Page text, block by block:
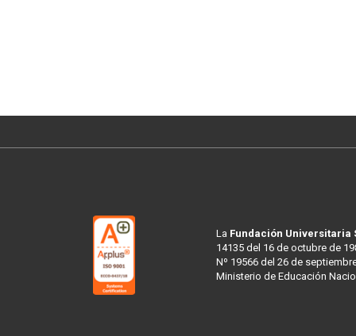
La Fundación Universitaria
14135 del 16 de octubre de
Nº 19566 del 26 de
Ministerio de Educación